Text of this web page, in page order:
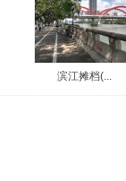
滨江摊档(...